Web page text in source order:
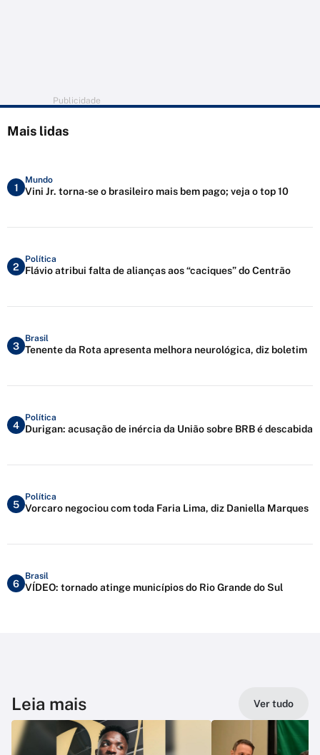
Publicidade
Mais lidas
1
Mundo
Vini Jr. torna-se o brasileiro mais bem pago; veja o top 10
2
Política
Flávio atribui falta de alianças aos “caciques” do Centrão
3
Brasil
Tenente da Rota apresenta melhora neurológica, diz boletim
4
Política
Durigan: acusação de inércia da União sobre BRB é descabida
5
Política
Vorcaro negociou com toda Faria Lima, diz Daniella Marques
6
Brasil
VÍDEO: tornado atinge municípios do Rio Grande do Sul
Leia mais Ver tudo